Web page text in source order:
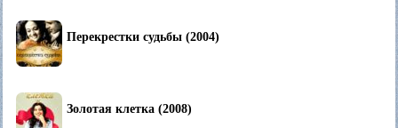
Перекрестки судьбы (2004)
Золотая клетка (2008)